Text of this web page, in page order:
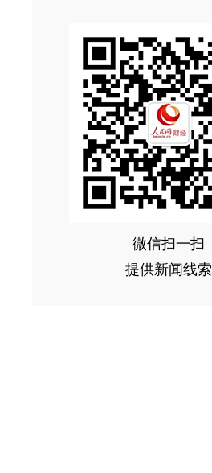
微信扫一扫
提供新闻线索